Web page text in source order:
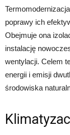
poprawy ich
Obejmuje ona
instalację
wentylacji. Celem
energii i emisji
środowiska